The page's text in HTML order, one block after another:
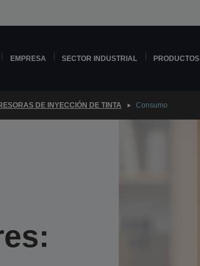
EMPRESA SECTOR INDUSTRIAL PRODUCTOS
DE INYECCIÓN DE TINTA Consumo